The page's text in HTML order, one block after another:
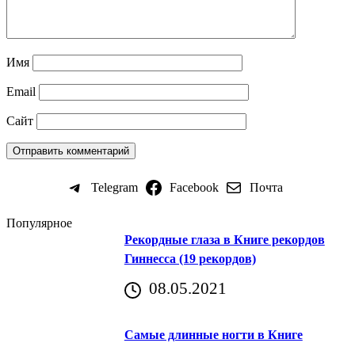
Имя
Email
Сайт
Telegram Facebook Почта
Популярное
Рекордные глаза в Книге рекордов
Гиннесса (19 рекордов)
08.05.2021
Самые длинные ногти в Книге